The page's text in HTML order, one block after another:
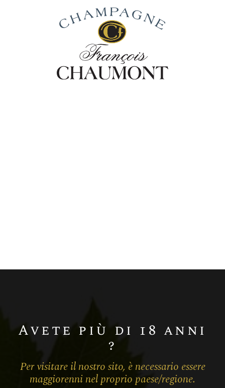
Avete più di 18 anni
?
Per visitare il nostro sito, è necessario essere
maggiorenni nel proprio paese/regione.
Chardonnay